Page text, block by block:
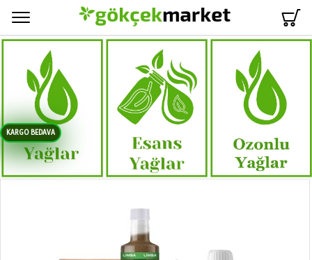
KARGO BEDAVA